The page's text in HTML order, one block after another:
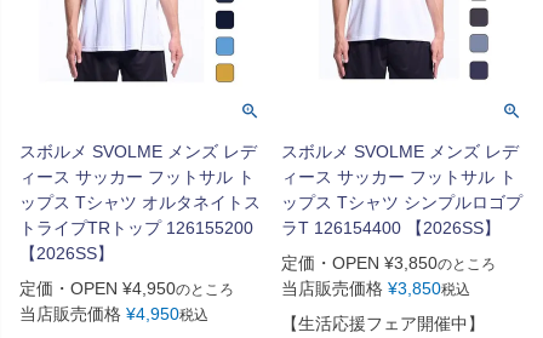
スボルメ SVOLME メンズ レデ
ィース サッカー フットサル ト
ップス Tシャツ オルタネイトス
トライプTRトップ 126155200
【2026SS】
定価・OPEN ¥4,950のところ
当店販売価格 ¥4,950税込
スボルメ SVOLME メンズ レデ
ィース サッカー フットサル ト
ップス Tシャツ シンプルロゴプ
ラT 126154400 【2026SS】
定価・OPEN ¥3,850のところ
当店販売価格 ¥3,850税込
【生活応援フェア開催中】